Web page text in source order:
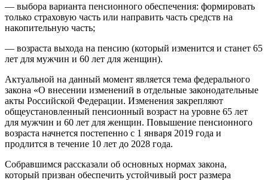
— выбора варианта пенсионного обеспечения: формировать
только страховую часть или направить часть средств на
накопительную часть;
— возраста выхода на пенсию (который изменится и станет 65
лет для мужчин и 60 лет для женщин).
Актуальной на данный момент является тема федерального
закона «О внесении изменений в отдельные законодательные
акты Российской Федерации. Изменения закрепляют
общеустановленный пенсионный возраст на уровне 65 лет
для мужчин и 60 лет для женщин. Повышение пенсионного
возраста начнется постепенно с 1 января 2019 года и
продлится в течение 10 лет до 2028 года.
Собравшимся рассказали об основных нормах закона,
который призван обеспечить устойчивый рост размера